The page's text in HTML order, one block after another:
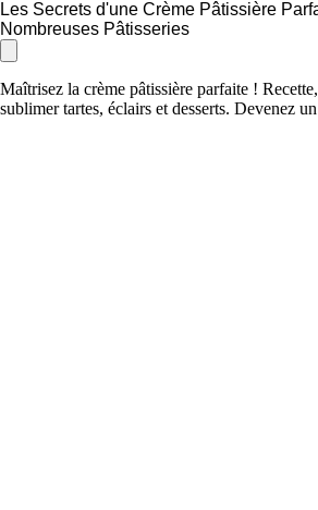
Les Secrets d'une Crème Pâtissière
Nombreuses Pâtisseries
Maîtrisez la crème pâtissière parfaite !
sublimer tartes, éclairs et desserts. Devenez